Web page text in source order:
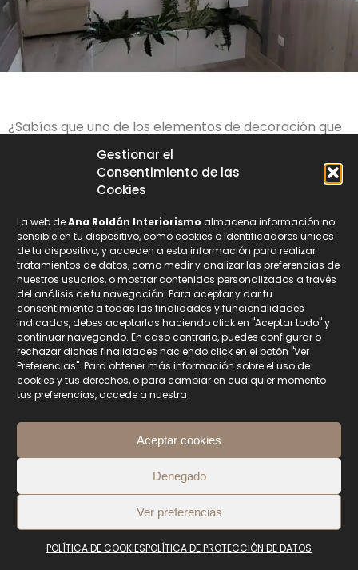
Gestionar el
Consentimiento de las
Cookies
La web deAna Roldán Interiorismo almacena información no
sensible en tu dispositivo, como cookies o identificadores únicos
de tu dispositivo, y acceden a esta información para realizar
tratamientos de datos, como medir y analizar las preferencias de
nuestros usuarios, o mostrar contenidos personalizados a través
del análisis de tu navegación. Para aceptar y dar tu
consentimiento a todas las finalidades y funcionalidades
indicadas, debes aceptarlas haciendo click en "Aceptar todo" y
continuar navegando. En caso contrario, puedes configurar o
rechazar dichas finalidades haciendo click en el botón "Ver
Preferencias". Para obtener más información sobre el uso de
cookies y tus derechos, o para cambiar en cualquier momento
tus preferencias, accede a nuestra
Aceptar cookies
Denegado
Ver preferencias
POLÍTICA DE COOKIESPOLÍTICA DE PROTECCIÓN DE DATOS
¿Sabías que uno de los elementos de decoración que
más está de moda últimamente son los Jardines
Éstos destacan por los diferentes beneficios
decorativos que aportan a nuestro hogar:
Dan un toque verde a cualquier estancia
Son elegantes y muy versátiles
Ocupan poco espacio
Dan vida a rincones sosos y demasiado
vacíos
Tienen efecto aislante
Os mostramos alunos de nuestros trabajos en los que
hemos incluído jardínes verticales.
Contacta con nosotros
Te ofrecemos soluciones personalizadas para la